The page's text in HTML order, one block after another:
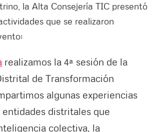
la Alta Consejería TIC presentó
que se realizaron
realizamos la 4ª sesión de la
de Transformación
algunas experiencias
entidades distritales que
colectiva, la